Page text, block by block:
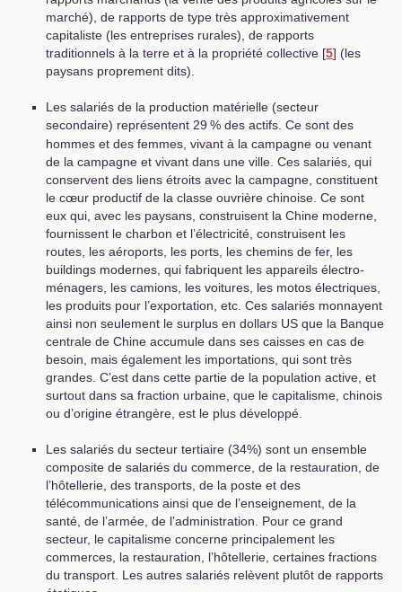
marché), de rapports de type très approximativement
capitaliste (les entreprises rurales), de rapports
traditionnels à la terre et à la propriété collective [5] (les
paysans proprement dits).
Les salariés de la production matérielle (secteur
secondaire) représentent 29 % des actifs. Ce sont des
hommes et des femmes, vivant à la campagne ou venant
de la campagne et vivant dans une ville. Ces salariés, qui
conservent des liens étroits avec la campagne, constituent
le cœur productif de la classe ouvrière chinoise. Ce sont
eux qui, avec les paysans, construisent la Chine moderne,
fournissent le charbon et l’électricité, construisent les
routes, les aéroports, les ports, les chemins de fer, les
buildings modernes, qui fabriquent les appareils électro-
ménagers, les camions, les voitures, les motos électriques,
les produits pour l’exportation, etc. Ces salariés monnayent
ainsi non seulement le surplus en dollars US que la Banque
centrale de Chine accumule dans ses caisses en cas de
besoin, mais également les importations, qui sont très
grandes. C’est dans cette partie de la population active, et
surtout dans sa fraction urbaine, que le capitalisme, chinois
ou d’origine étrangère, est le plus développé.
Les salariés du secteur tertiaire (34%) sont un ensemble
composite de salariés du commerce, de la restauration, de
l’hôtellerie, des transports, de la poste et des
télécommunications ainsi que de l’enseignement, de la
santé, de l’armée, de l’administration. Pour ce grand
secteur, le capitalisme concerne principalement les
commerces, la restauration, l’hôtellerie, certaines fractions
du transport. Les autres salariés relèvent plutôt de rapports